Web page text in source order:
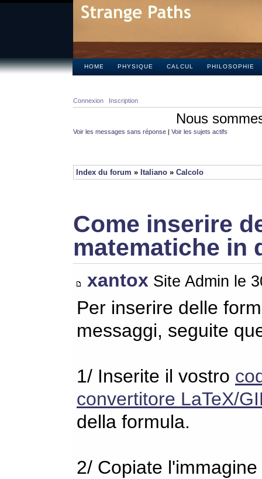
HOME PHYSIQUE CALCUL PHILOSOPHIE
Connexion Inscription
Nous
Voir les messages sans réponse | Voir les sujets actifs
Index du forum » Italiano » Calcolo
Come inserire
matematiche in
xantox Site Admin le
Per inserire delle
messaggi, seguite
1/ Inserite il vostro
convertitore LaTeX/
della formula.
2/ Copiate